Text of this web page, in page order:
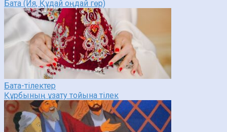
Бата (Ия, Құдай оңдай гөр)
Бата-тілектер
Құрбының ұзату тойына тілек